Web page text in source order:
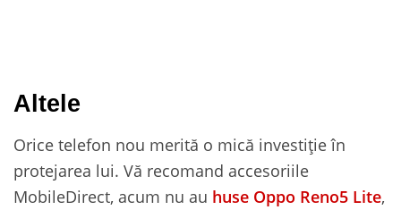
Altele
Orice telefon nou merită o mică investiție în
protejarea lui. Vă recomand accesoriile
MobileDirect, acum nu au huse Oppo Reno5 Lite,